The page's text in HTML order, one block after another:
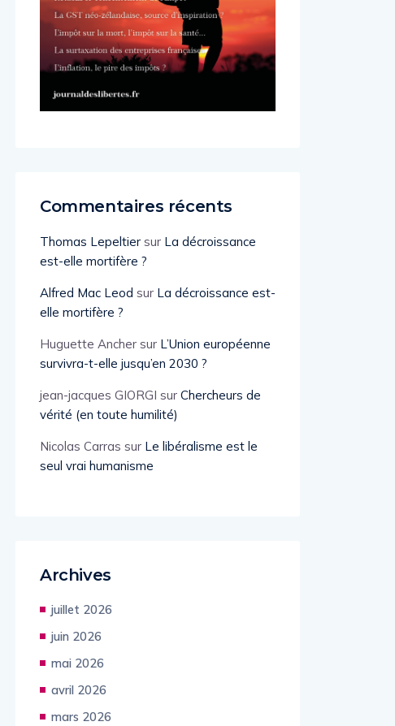
Commentaires récents
Thomas Lepeltier sur La décroissance
est-elle mortifère ?
Alfred Mac Leod sur La décroissance est-
elle mortifère ?
Huguette Ancher sur L’Union européenne
survivra-t-elle jusqu’en 2030 ?
jean-jacques GIORGI sur Chercheurs de
vérité (en toute humilité)
Nicolas Carras sur Le libéralisme est le
seul vrai humanisme
Archives
juillet 2026
juin 2026
mai 2026
avril 2026
mars 2026